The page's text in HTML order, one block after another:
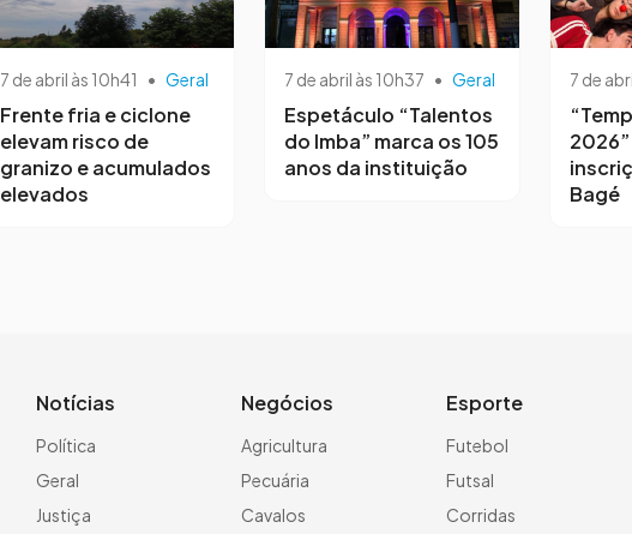
7 de abril às 10h41 • Geral
Frente fria e ciclone
elevam risco de
granizo e acumulados
elevados
7 de abril às 10h37 • Geral
Espetáculo “Talentos
do Imba” marca os 105
anos da instituição
7 de
Bagé
Notícias
Política
Geral
Justiça
Negócios
Agricultura
Pecuária
Cavalos
Esporte
Futebol
Futsal
Corridas